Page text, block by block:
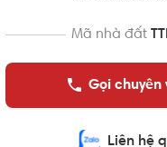
Mã nhà đất
Gọi chuyên
Liên hệ